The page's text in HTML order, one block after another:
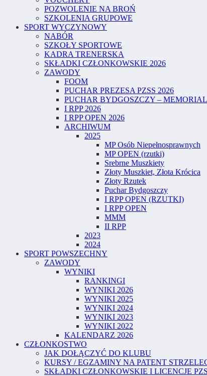
POZWOLENIE NA BROŃ
SZKOLENIA GRUPOWE
SPORT WYCZYNOWY
NABÓR
SZKOŁY SPORTOWE
KADRA TRENERSKA
SKŁADKI CZŁONKOWSKIE 2026
ZAWODY
FOOM
PUCHAR PREZESA PZSS 2026
PUCHAR BYDGOSZCZY –
I RPP 2026
I RPP OPEN 2026
ARCHIWUM
2025
MP Osób Niepełnosprawnych
MP OPEN (rzutki)
Srebrne Muszkiety
Złoty Muszkiet, Złota Krócica
Złoty Rzutek
Puchar Bydgoszczy
I RPP OPEN (RZUTKI)
I RPP OPEN
MMM
II RPP
2023
2024
SPORT POWSZECHNY
ZAWODY
WYNIKI
RANKINGI
WYNIKI 2026
WYNIKI 2025
WYNIKI 2024
WYNIKI 2023
WYNIKI 2022
KALENDARZ 2026
CZŁONKOSTWO
JAK DOŁĄCZYĆ DO KLUBU
KURSY / EGZAMINY NA PATENT
SKŁADKI CZŁONKOWSKIE I LICENCJE